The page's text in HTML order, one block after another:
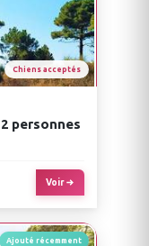
Chiens acceptés
personnes
Voir
Ajouté récemment